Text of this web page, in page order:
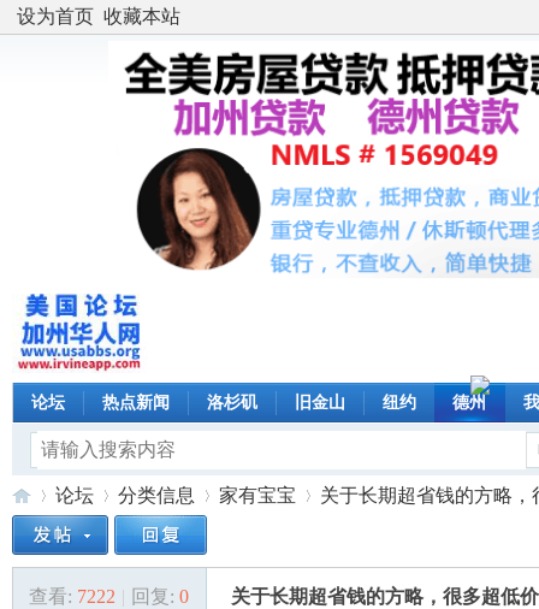
设为首页 收藏本站
论坛 热点新闻 洛杉矶 旧金山 纽约 德州
美»
论坛
›
分类信息 家有宝宝
›
关于长期超省钱的方略，
查看: 7222 | 回复: 0 关于长期超省钱的方略，很多超低